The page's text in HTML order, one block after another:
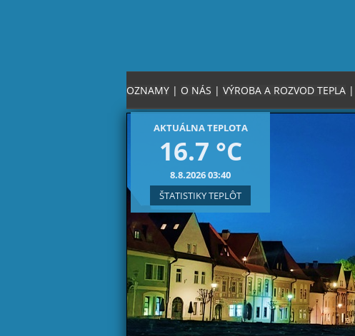
OZNAMY | O NÁS | VÝROBA A ROZVOD TEPLA |
AKTUÁLNA TEPLOTA
16.7 °C
8.8.2026 03:40
ŠTATISTIKY TEPLÔT